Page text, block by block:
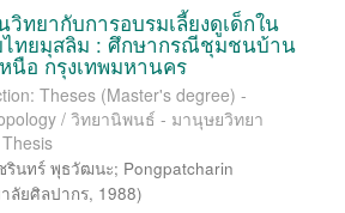
ทยากับการอบรมเลี้ยงดูเด็กใน
ไทยมุสลิม : ศึกษากรณีชุมชนบ้าน
นือ กรุงเทพมหานคร
Theses (Master's degree) -
/ วิทยานิพนธ์ - มานุษยวิทยา
รินทร์ พุธวัฒนะ; Pongpatcharin
ลัยศิลปากร, 1988)